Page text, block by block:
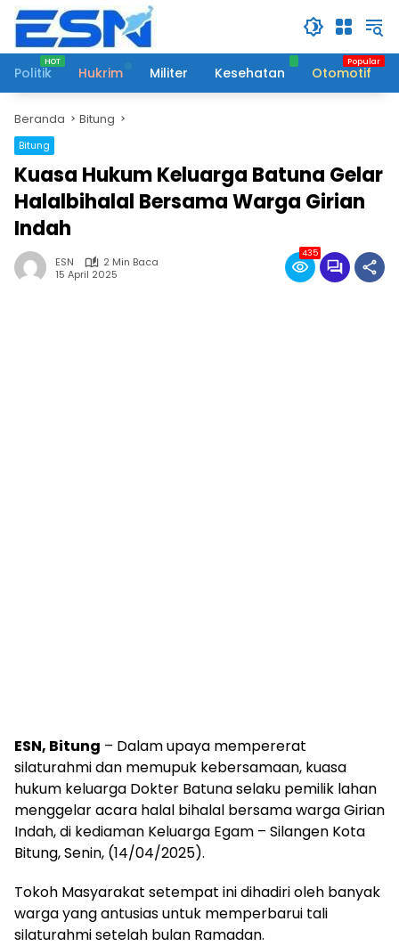
Langsung
konten
Politik
Hukrim Militer Kesehatan Otomotif
Beranda Bitung
Bitung
Kuasa Hukum Keluarga Batuna Gelar
Halalbihalal Bersama Warga Girian
Indah
ESN
2 Min Baca
15 April 2025
435
ESN, Bitung – Dalam upaya mempererat
silaturahmi dan memupuk kebersamaan, kuasa
hukum keluarga Dokter Batuna selaku pemilik lahan
menggelar acara halal bihalal bersama warga Girian
Indah, di kediaman Keluarga Egam – Silangen Kota
Bitung, Senin, (14/04/2025).
Tokoh Masyarakat setempat ini dihadiri oleh banyak
warga yang antusias untuk memperbarui tali
silaturahmi setelah bulan Ramadan.